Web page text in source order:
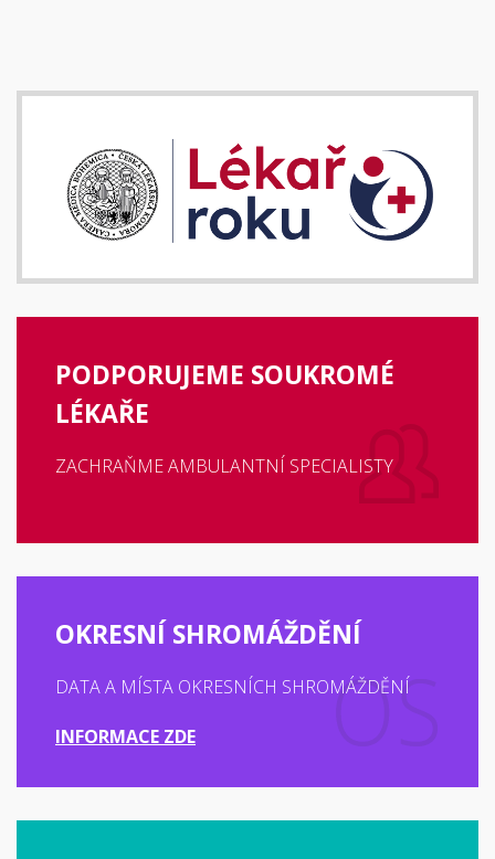
PODPORUJEME SOUKROMÉ
LÉKAŘE
ZACHRAŇME AMBULANTNÍ SPECIALISTY
OKRESNÍ SHROMÁŽDĚNÍ
DATA A MÍSTA OKRESNÍCH SHROMÁŽDĚNÍ
INFORMACE ZDE